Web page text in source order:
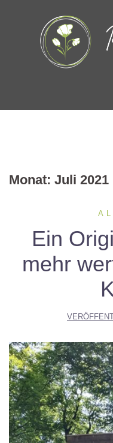
Monat: Juli 2021
Ein
mehr